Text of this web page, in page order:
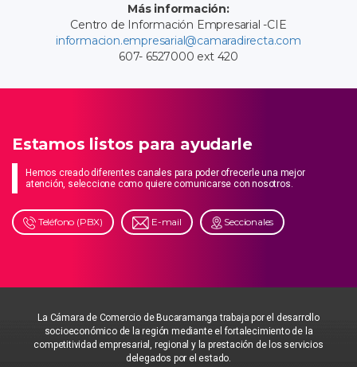
Más información:
Centro de Información Empresarial -CIE
informacion.empresarial@camaradirecta.com
607- 6527000 ext 420
Estamos listos para ayudarle
Hemos creado diferentes canales para poder ofrecerle una mejor
atención, seleccione como quiere comunicarse con nosotros.
Teléfono (PBX) E-mail Seccionales
La Cámara de Comercio de Bucaramanga trabaja por el desarrollo
socioeconómico de la región mediante el fortalecimiento de la
competitividad empresarial, regional y la prestación de los servicios
delegados por el estado.